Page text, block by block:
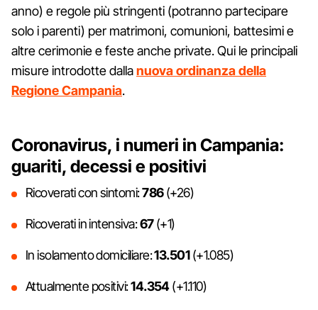
anno) e regole più stringenti (potranno partecipare
solo i parenti) per matrimoni, comunioni, battesimi e
altre cerimonie e feste anche private. Qui le principali
misure introdotte dallanuova ordinanza della
Regione Campania.
Coronavirus, i numeri in Campania:
guariti, decessi e positivi
Ricoverati con sintomi:786(+26)
Ricoverati in intensiva:67(+1)
In isolamento domiciliare:13.501(+1.085)
Attualmente positivi:14.354(+1.110)